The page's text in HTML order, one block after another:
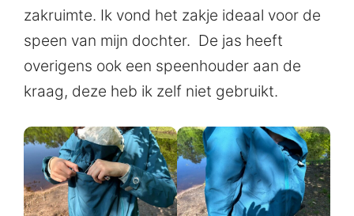
zakruimte. Ik vond het zakje ideaal voor de
speen van mijn dochter. De jas heeft
overigens ook een speenhouder aan de
kraag, deze heb ik zelf niet gebruikt.